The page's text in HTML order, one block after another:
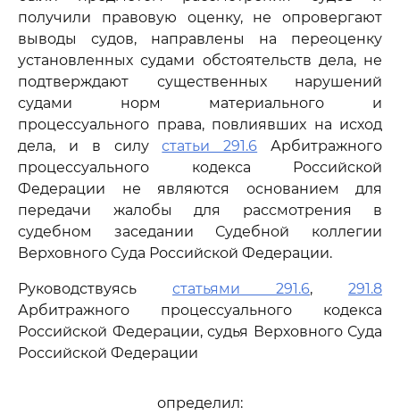
получили правовую оценку, не опровергают
выводы судов, направлены на переоценку
установленных судами обстоятельств дела, не
подтверждают существенных нарушений
судами норм материального и
процессуального права, повлиявших на исход
дела, и в силустатьи 291.6 Арбитражного
процессуального кодекса Российской
Федерации не являются основанием для
передачи жалобы для рассмотрения в
судебном заседании Судебной коллегии
Верховного Суда Российской Федерации.
Руководствуясь статьями 291.6, 291.8
Арбитражного процессуального кодекса
Российской Федерации, судья Верховного Суда
Российской Федерации
определил: